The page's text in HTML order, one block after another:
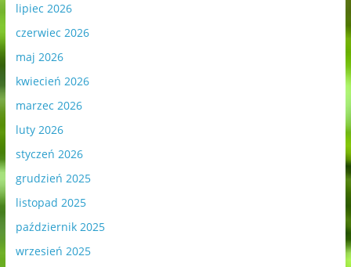
lipiec 2026
czerwiec 2026
maj 2026
kwiecień 2026
marzec 2026
luty 2026
styczeń 2026
grudzień 2025
listopad 2025
październik 2025
wrzesień 2025